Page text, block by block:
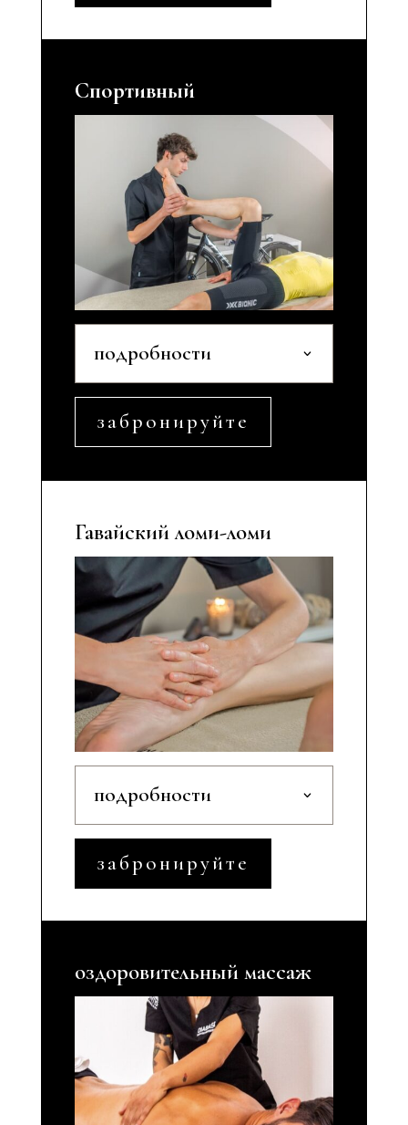
Спортивный
подробности
забронируйте
Гавайский ломи-ломи
подробности
забронируйте
оздоровительный массаж